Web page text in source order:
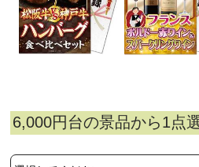
6,000円台の景品から1点